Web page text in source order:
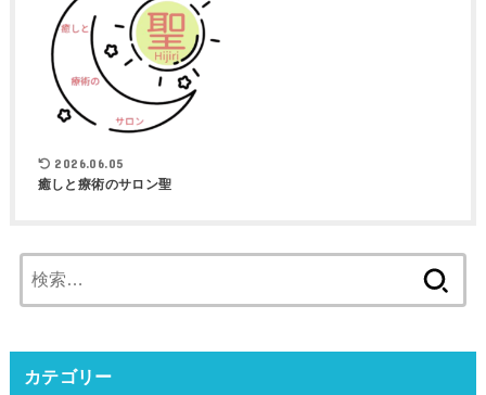
2026.06.05
癒しと療術のサロン聖
索:
カテゴリー